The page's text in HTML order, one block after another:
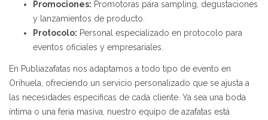
Promociones: Promotoras para sampling, degustaciones
y lanzamientos de producto.
Protocolo: Personal especializado en protocolo para
eventos oficiales y empresariales.
En Publiazafatas nos adaptamos a todo tipo de evento en
Orihuela, ofreciendo un servicio personalizado que se ajusta a
las necesidades específicas de cada cliente. Ya sea una boda
íntima o una feria masiva, nuestro equipo de azafatas está